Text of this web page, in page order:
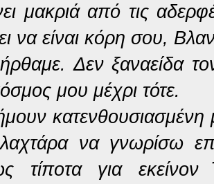
μακριά από τις
να είναι κόρη σου,
ήρθαμε. Δεν ξαναείδα
μου μέχρι τότε.
να γνωρίσω
τίποτα για